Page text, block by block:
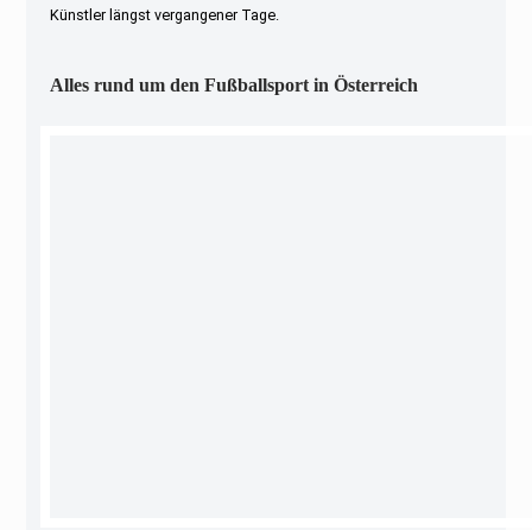
Künstler längst vergangener Tage.
Alles rund um den Fußballsport in Österreich